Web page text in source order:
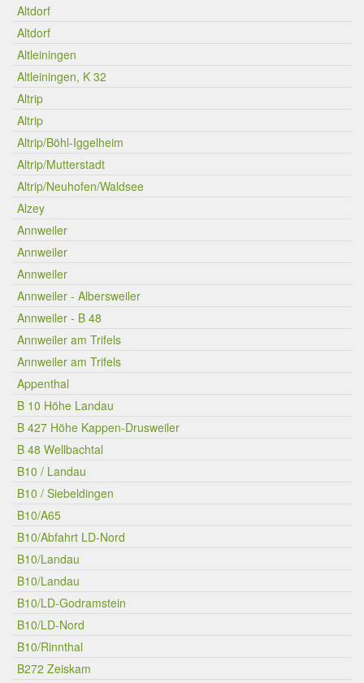
Altdorf
Altdorf
Altleiningen
Altleiningen, K 32
Altrip
Altrip
Altrip/Böhl-Iggelheim
Altrip/Mutterstadt
Altrip/Neuhofen/Waldsee
Alzey
Annweiler
Annweiler
Annweiler
Annweiler - Albersweiler
Annweiler - B 48
Annweiler am Trifels
Annweiler am Trifels
Appenthal
B 10 Höhe Landau
B 427 Höhe Kappen-Drusweiler
B 48 Wellbachtal
B10 / Landau
B10 / Siebeldingen
B10/A65
B10/Abfahrt LD-Nord
B10/Landau
B10/Landau
B10/LD-Godramstein
B10/LD-Nord
B10/Rinnthal
B272 Zeiskam